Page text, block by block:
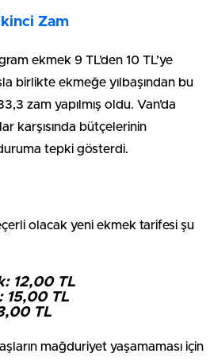
Zam
ekmek 9 TL’den 10 TL’ye
birlikte ekmeğe yılbaşından bu
zam yapılmış oldu. Van’da
karşısında bütçelerinin
tepki gösterdi.
olacak yeni ekmek tarifesi şu
12,00 TL
15,00 TL
TL
mağduriyet yaşamaması için